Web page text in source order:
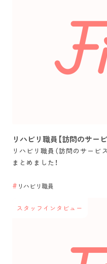
リハビリ職員【訪問のサービ
リハビリ職員（訪問のサービ
まとめました！
リハビリ職員
スタッフインタビュー